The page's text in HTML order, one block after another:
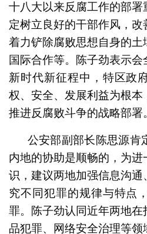
十八大以来反腐工作的部
定树立良好的干部作风，改
着力铲除腐败思想自身的
国际合作等。陈子劲表示
新时代新征程中，特区政
权、安全、发展利益为根
推进反腐败斗争的战略部署
公安部副部长陈思源肯
内地的协助是顺畅的，为
识，建议两地加强信息沟
究不同犯罪的规律与特点
罪。陈子劲认同近年两地
品犯罪、网络安全治理等